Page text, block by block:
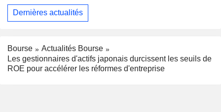
Dernières actualités
Bourse
Actualités Bourse
Les gestionnaires d'actifs japonais durcissent les seuils de
ROE pour accélérer les réformes d'entreprise